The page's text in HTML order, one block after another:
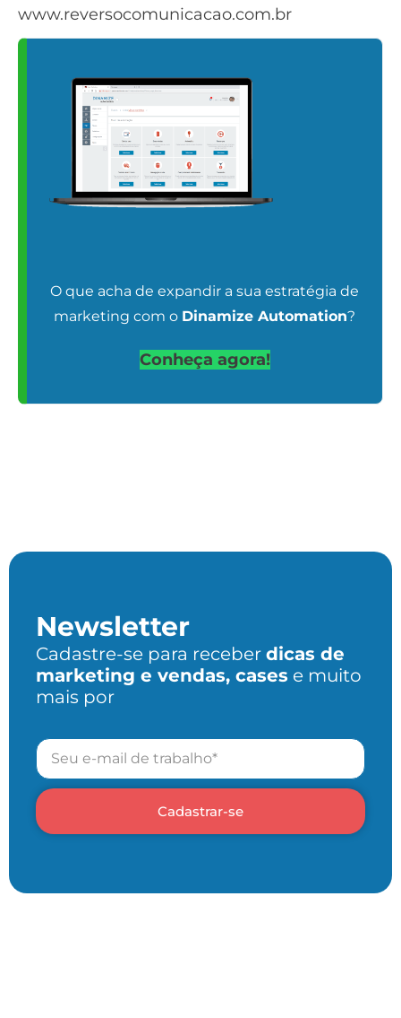
www.reversocomunicacao.com.br
O que acha de expandir a sua estratégia de
marketing com o Dinamize Automation?
Conheça agora!
Newsletter
Cadastre-se para receber dicas de
marketing e vendas, cases e muito
mais por
Cadastrar-se